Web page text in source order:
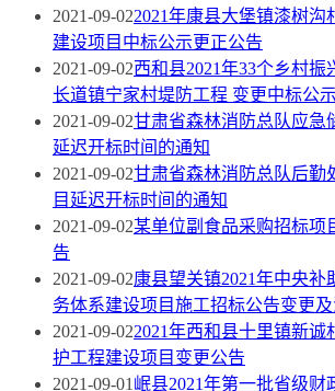
2021-09-022021年康县大堡镇漆树沟
建设项目中标公示更正公告
2021-09-02西和县2021年33个乡村
长道镇宁家村堤防工程 变更中标公示
2021-09-02甘肃省森林消防总队应急
延迟开标时间的通知
2021-09-02甘肃省森林消防总队后勤
目延迟开标时间的通知
2021-09-02某单位副食品采购招标项
告
2021-09-02康县望关镇2021年中央补
务体系建设项目施工招标公告变更
2021-09-022021年西和县十里镇新诚
护工程建设项目变更公告
2021-09-01岷县2021年第一批省级财